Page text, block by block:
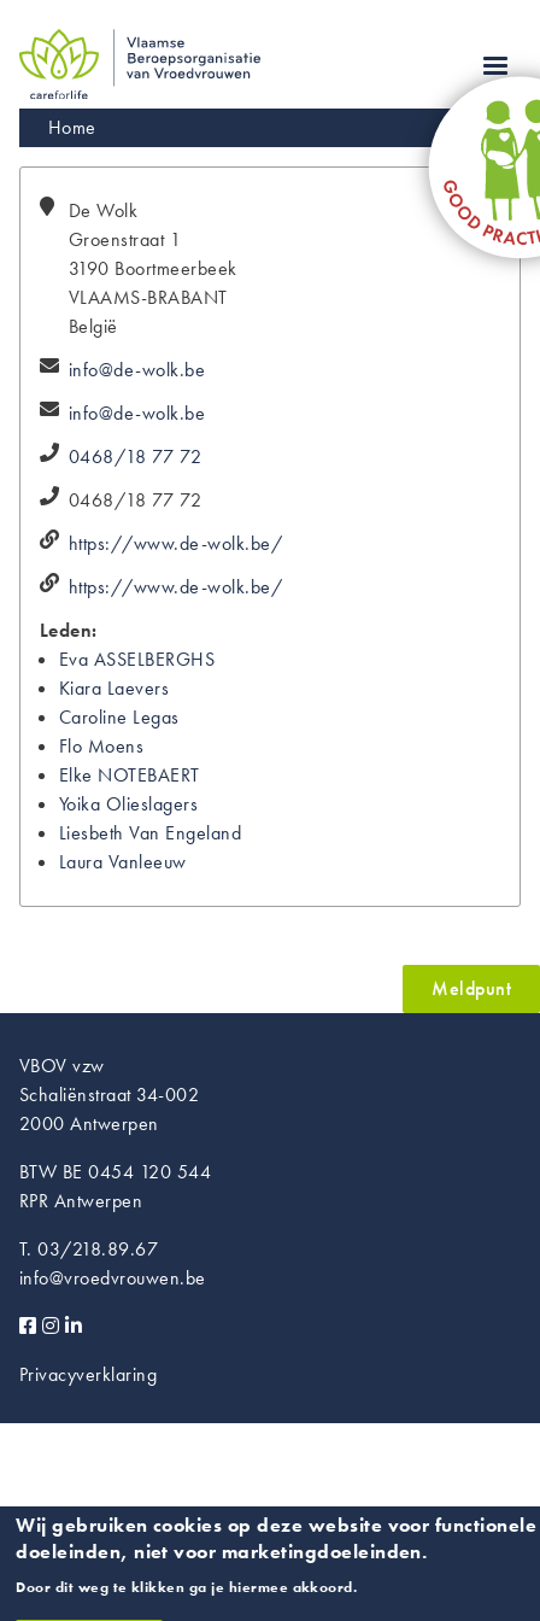
main
navigation
Kruimelpad
Home
De Wolk
Groenstraat 1
3190 Boortmeerbeek
VLAAMS-BRABANT
België
info@de-wolk.be
info@de-wolk.be
0468/18 77 72
0468/18 77 72
https://www.de-wolk.be/
https://www.de-wolk.be/
Leden:
Eva ASSELBERGHS
Kiara Laevers
Caroline Legas
Flo Moens
Elke NOTEBAERT
Yoika Olieslagers
Liesbeth Van Engeland
Laura Vanleeuw
Meldpunt
VBOV vzw
Schaliënstraat 34-002
2000 Antwerpen
BTW BE 0454 120 544
RPR Antwerpen
T. 03/218.89.67
info@vroedvrouwen.be
Privacyverklaring
Wij gebruiken cookies op deze website voor functionele
doeleinden, niet voor marketingdoeleinden.
Door dit weg te klikken ga je hiermee akkoord.